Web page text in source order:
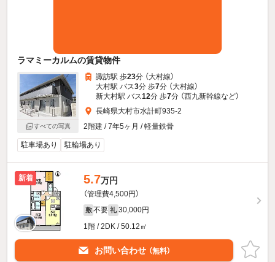
ラマミーカルムの賃貸物件
すべての写真
諏訪駅 歩23分 （大村線）
大村駅 バス3分 歩7分 （大村線）
新大村駅 バス12分 歩7分 （西九新幹線など）
長崎県大村市水計町935-2
2階建 / 7年5ヶ月 / 軽量鉄骨
駐車場あり 駐輪場あり
新着 5.7万円
（管理費4,500円）
敷 不要 礼 30,000円
1階 / 2DK / 50.12㎡
お問い合わせ （無料）